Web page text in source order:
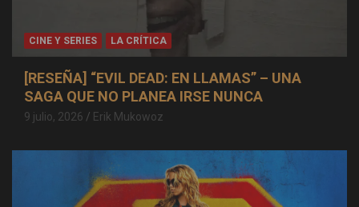
CINE Y SERIES LA CRÍTICA
[RESEÑA] “EVIL DEAD: EN LLAMAS” – UNA
SAGA QUE NO PLANEA IRSE NUNCA
9 julio, 2026 Erik Mukowoz